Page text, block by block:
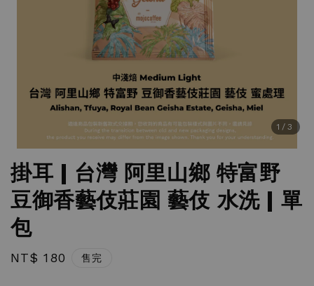
1 /3
掛耳 | 台灣 阿里山鄉 特富野
豆御香藝伎莊園 藝伎 水洗 | 單
包
Regular
NT$ 180 售完